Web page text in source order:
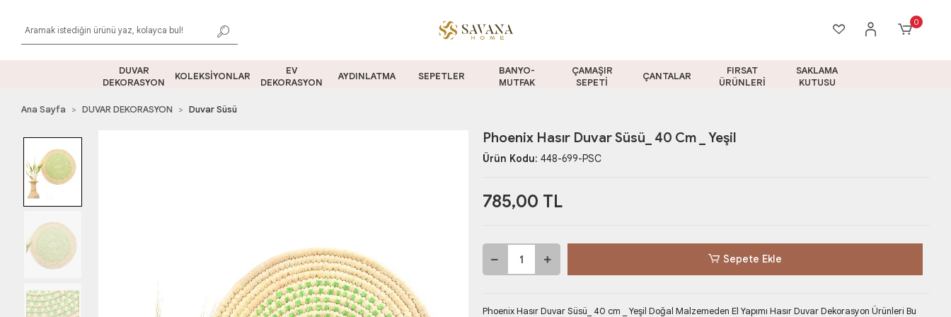
0
DUVAR
DEKORASYON
KOLEKSİYONLAR
EV
DEKORASYON
AYDINLATMA SEPETLER
BANYO-
MUTFAK
ÇAMAŞIR
SEPETİ
ÇANTALAR
FIRSAT
ÜRÜNLERİ
SAKLAMA
KUTUSU
Ana Sayfa DUVAR DEKORASYON Duvar Süsü
Phoenix Hasır Duvar Süsü_ 40 Cm _ Yeşil
Ürün Kodu: 448-699-PSC
785,00 TL
Sepete Ekle
Phoenix Hasır Duvar Süsü_ 40 cm _ Yeşil Doğal Malzemeden El Yapımı Hasır Duvar Dekorasyon Ürünleri Bu